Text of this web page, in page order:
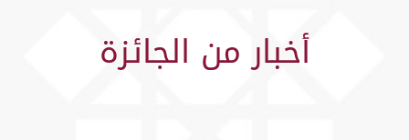
أخبار من الجائزة